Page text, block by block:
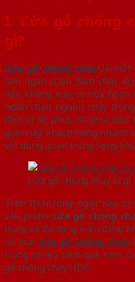
I. Cửa gỗ chống
gì?
Cửa gỗ chống cháylà một
làm ngăn chặn đám cháy
nếu không may có hỏa hoạn
ngăn chặn nguồn cháy
định từ 60 phút, 90 phút đến
gian này, khách hàng nhanh
vật dụng quan trọng sang
Cửa gỗ chống cháy là gì
Trên thị trường ngày nay
sản phẩm cửa gỗ chống
dụng và đa dạng kiểu dáng
số loại cửa gỗ chống cháy
trong nhiều năm qua như:
gỗ chống cháy HDF, …